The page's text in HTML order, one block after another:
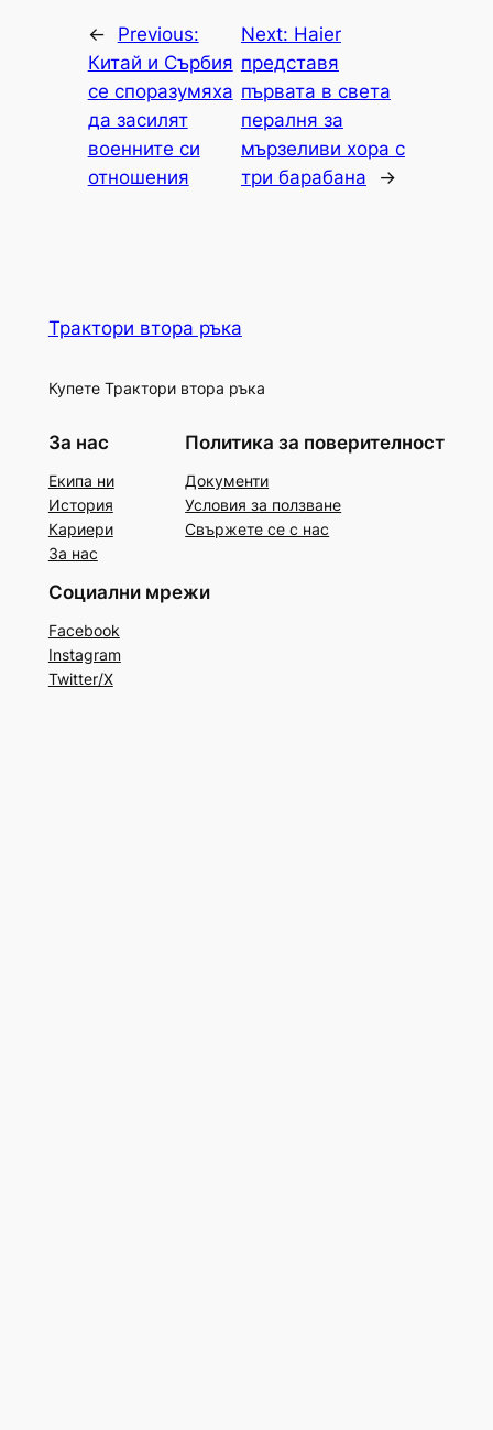
←
Previous:
Китай и Сърбия
се споразумяха
да засилят
военните си
отношения
Next: Haier
представя
първата в света
пералня за
мързеливи хора с
три барабана
→
Трактори втора ръка
Купете Трактори втора ръка
За нас
Екипа ни
История
Кариери
За нас
Политика за поверителност
Документи
Условия за ползване
Свържете се с нас
Социални мрежи
Facebook
Instagram
Twitter/X